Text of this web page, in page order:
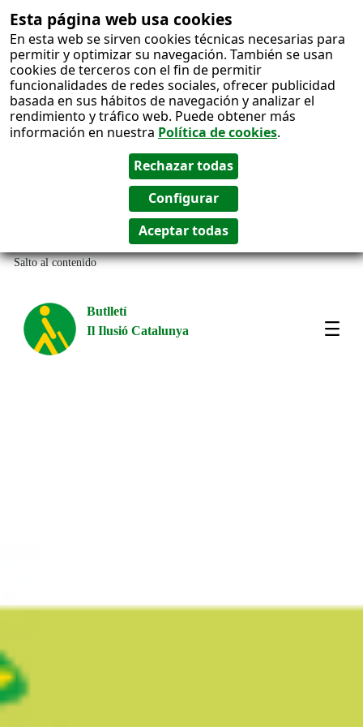
Esta página web usa cookies
En esta web se sirven cookies técnicas necesarias para
permitir y optimizar su navegación. También se usan
cookies de terceros con el fin de permitir
funcionalidades de redes sociales, ofrecer publicidad
basada en sus hábitos de navegación y analizar el
rendimiento y tráfico web. Puede obtener más
información en nuestra Política de cookies.
Salto al contenido
Butlletí
Il Ilusió Catalunya